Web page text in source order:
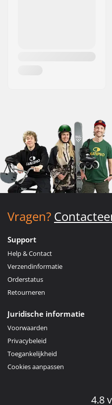
Vragen?
Support
Help & Contact
Verzendinformatie
Orderstatus
Retourneren
Juridische informatie
Voorwaarden
Privacybeleid
Toegankelijkheid
Cookies aanpassen
4.8